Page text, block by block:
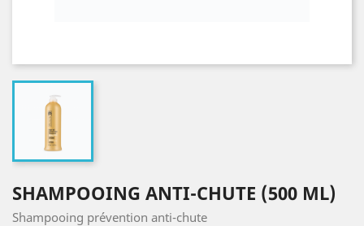
SHAMPOOING ANTI-CHUTE (500 ML)
Shampooing prévention anti-chute